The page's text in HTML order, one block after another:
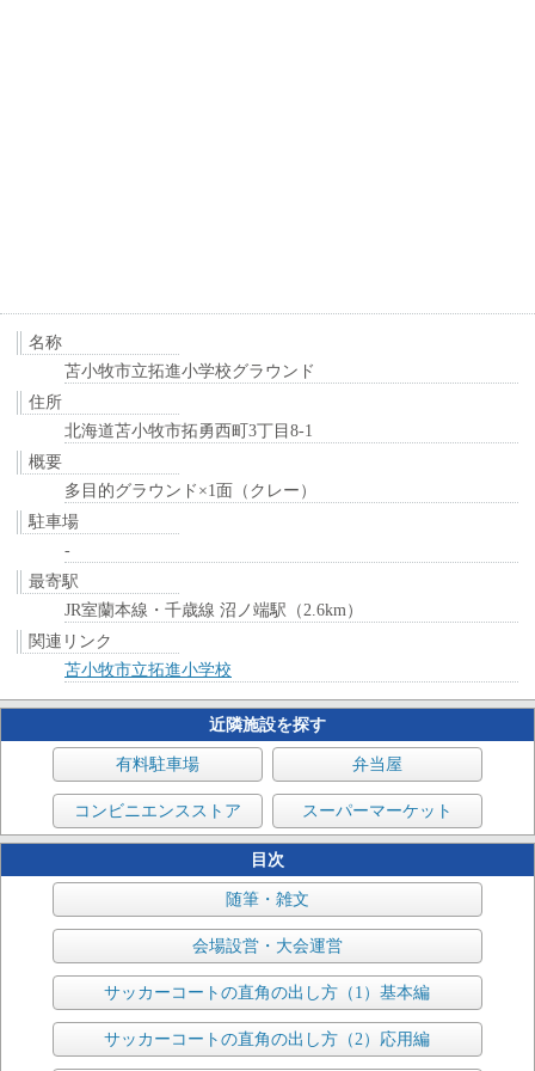
名称
苫小牧市立拓進小学校グラウンド
住所
北海道苫小牧市拓勇西町3丁目8-1
概要
多目的グラウンド×1面（クレー）
駐車場
-
最寄駅
JR室蘭本線・千歳線 沼ノ端駅（2.6km）
関連リンク
苫小牧市立拓進小学校
近隣施設を探す
有料駐車場 弁当屋
コンビニエンスストア スーパーマーケット
目次
随筆・雑文
会場設営・大会運営
サッカーコートの直角の出し方（1）基本編
サッカーコートの直角の出し方（2）応用編